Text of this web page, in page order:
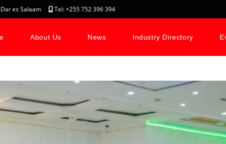
Dar es Salaam Tel: +255 752 396 394
About Us News Industry Directory